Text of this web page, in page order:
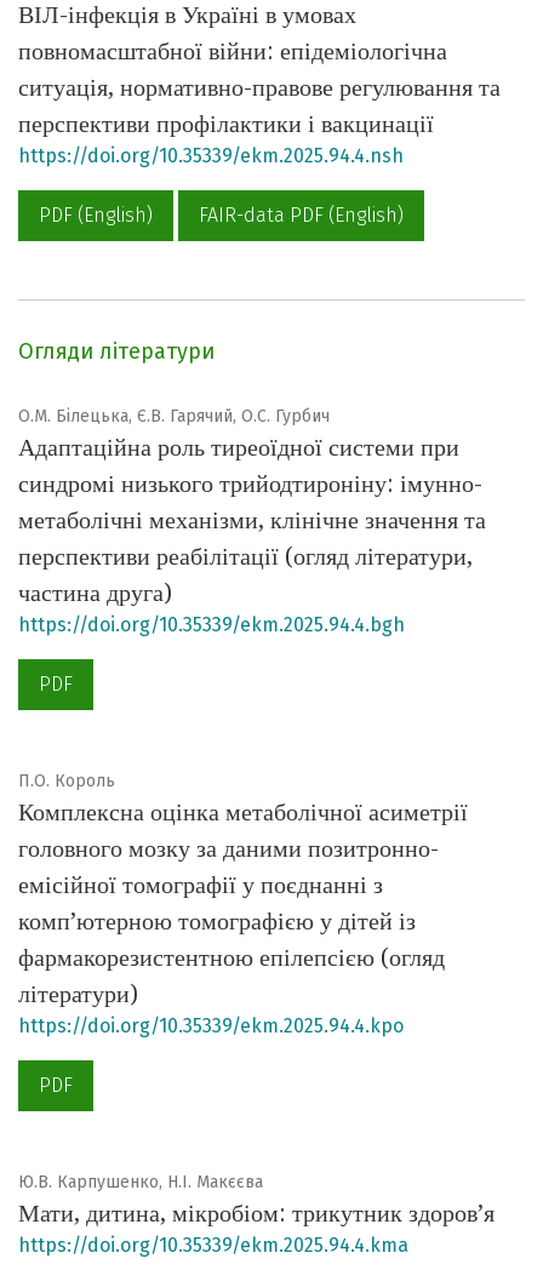
ВІЛ-інфекція в Україні в умовах
повномасштабної війни: епідеміологічна
ситуація, нормативно-правове регулювання та
перспективи профілактики і вакцинації
https://doi.org/10.35339/ekm.2025.94.4.nsh
PDF (English) FAIR-data PDF (English)
Огляди літератури
О.М. Білецька, Є.В. Гарячий, О.С. Гурбич
Адаптаційна роль тиреоїдної системи при
синдромі низького трийодтироніну: імунно-
метаболічні механізми, клінічне значення та
перспективи реабілітації (огляд літератури,
частина друга)
https://doi.org/10.35339/ekm.2025.94.4.bgh
PDF
П.О. Король
Комплексна оцінка метаболічної асиметрії
головного мозку за даними позитронно-
емісійної томографії у поєднанні з
комп’ютерною томографією у дітей із
фармакорезистентною епілепсією (огляд
літератури)
https://doi.org/10.35339/ekm.2025.94.4.kpo
PDF
Ю.В. Карпушенко, Н.І. Макєєва
Мати, дитина, мікробіом: трикутник здоров’я
https://doi.org/10.35339/ekm.2025.94.4.kma